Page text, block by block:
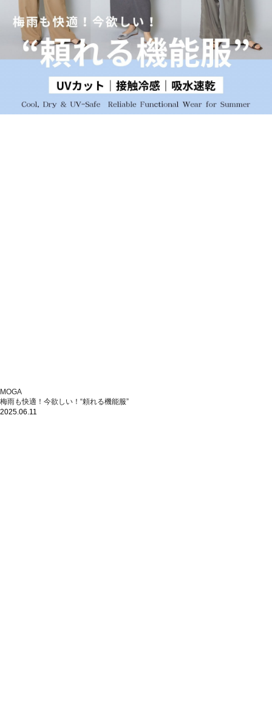
MOGA
梅雨も快適！今欲しい！“頼れる機能服”
2025.06.11